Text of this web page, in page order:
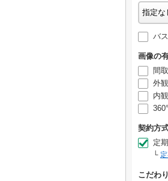
バ
画像の
間
外観
内観
契約方
定
こだわ